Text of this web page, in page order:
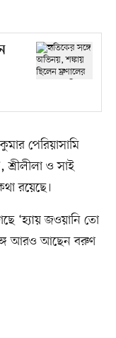
পেরিয়াসামি
ও সাই
রয়েছে।
‘হ্যায় জওয়ানি তো
আরও আছেন বরুণ